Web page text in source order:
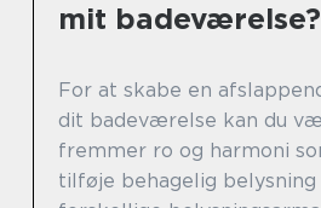
mit badeværelse?
For at skabe en
dit badeværelse kan du
fremmer ro og harmoni
tilføje behagelig